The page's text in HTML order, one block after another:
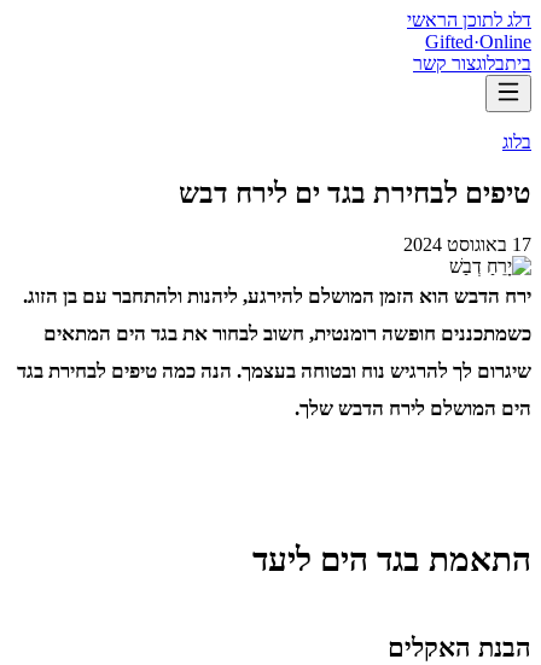
דלג לתוכן הראשי
Gifted·Online
ביתבלוגצור קשר
בלוג
טיפים לבחירת בגד ים לירח דבש
17 באוגוסט 2024
ירח הדבש הוא הזמן המושלם להירגע, ליהנות ולהתחבר עם בן הזוג.
כשמתכננים חופשה רומנטית, חשוב לבחור את בגד הים המתאים
שיגרום לך להרגיש נוח ובטוחה בעצמך. הנה כמה טיפים לבחירת בגד
הים המושלם לירח הדבש שלך.
התאמת בגד הים ליעד
הבנת האקלים